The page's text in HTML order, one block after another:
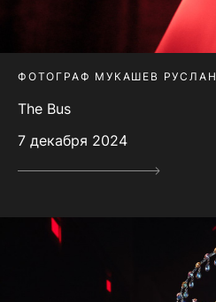
ФОТОГРАФ МУКАШЕВ РУСЛАН
The Bus
7 декабря 2024